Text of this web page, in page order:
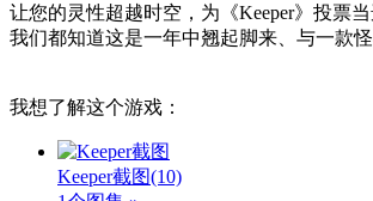
让您的灵性超越时空，为《Keeper》投票
我们都知道这是一年中翘起脚来、与一款
我想了解这个游戏：
Keeper截图(10)